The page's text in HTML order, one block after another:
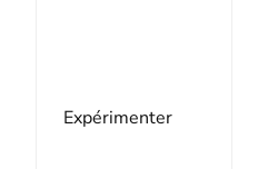
Expérimenter